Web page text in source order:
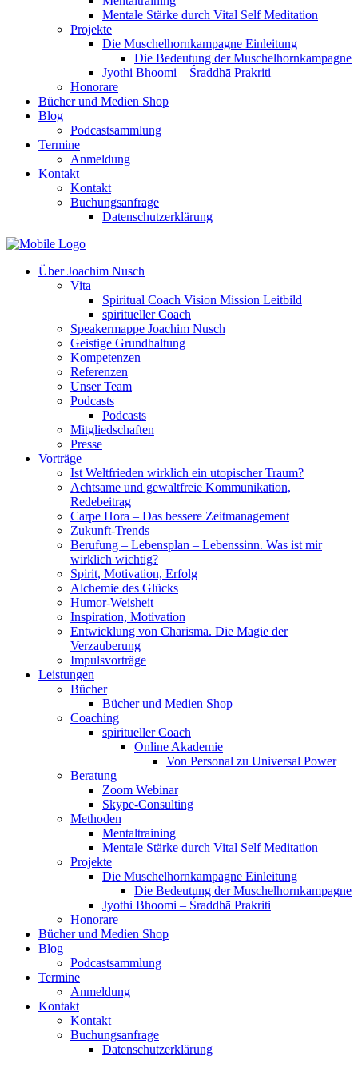
Mentale Stärke durch Vital Self Meditation
Projekte
Die Muschelhornkampagne Einleitung
Die Bedeutung der Muschelhornkampagne
Jyothi Bhoomi – Śraddhā Prakriti
Honorare
Bücher und Medien Shop
Blog
Podcastsammlung
Termine
Anmeldung
Kontakt
Kontakt
Buchungsanfrage
Datenschutzerklärung
Über Joachim Nusch
Vita
Spiritual Coach Vision Mission Leitbild
spiritueller Coach
Speakermappe Joachim Nusch
Geistige Grundhaltung
Kompetenzen
Referenzen
Unser Team
Podcasts
Podcasts
Mitgliedschaften
Presse
Vorträge
Ist Weltfrieden wirklich ein utopischer Traum?
Achtsame und gewaltfreie Kommunikation,
Redebeitrag
Carpe Hora – Das bessere Zeitmanagement
Zukunft-Trends
Berufung – Lebensplan – Lebenssinn. Was ist mir
wirklich wichtig?
Spirit, Motivation, Erfolg
Alchemie des Glücks
Humor-Weisheit
Inspiration, Motivation
Entwicklung von Charisma. Die Magie der
Verzauberung
Impulsvorträge
Leistungen
Bücher
Bücher und Medien Shop
Coaching
spiritueller Coach
Online Akademie
Von Personal zu Universal Power
Beratung
Zoom Webinar
Skype-Consulting
Methoden
Mentaltraining
Mentale Stärke durch Vital Self Meditation
Projekte
Die Muschelhornkampagne Einleitung
Die Bedeutung der Muschelhornkampagne
Jyothi Bhoomi – Śraddhā Prakriti
Honorare
Bücher und Medien Shop
Blog
Podcastsammlung
Termine
Anmeldung
Kontakt
Kontakt
Buchungsanfrage
Datenschutzerklärung